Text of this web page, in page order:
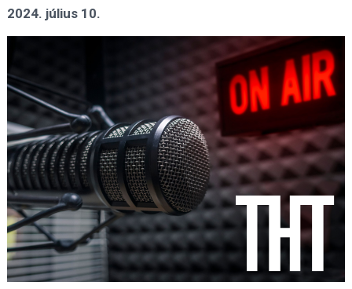
2024. július 10.